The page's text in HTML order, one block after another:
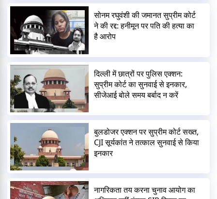
सोनम रघुवंशी की जमानत सुप्रीम कोर्ट
ने की रद्द: हनीमून पर पति की हत्या का
है आरोप
दिल्ली में छात्रों पर पुलिस एक्शन:
सुप्रीम कोर्ट का सुनवाई से इनकार,
सीजेआई बोले समय बर्बाद न करें
बुलडोजर एक्शन पर सुप्रीम कोर्ट सख्त,
CJI सूर्यकांत ने तत्काल सुनवाई से किया
इनकार
नागरिकता तय करना चुनाव आयोग का